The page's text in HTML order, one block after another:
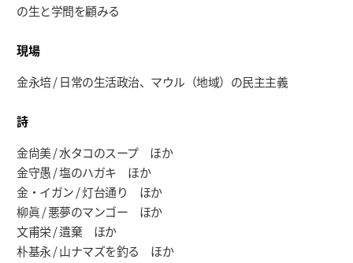
の生と学問を顧みる
現場
金永培 / 日常の生活政治、マウル（地域）の民主主義
詩
金尙美 / 水タコのスープ ほか
金守愚 / 塩のハガキ ほか
金・イガン / 灯台通り ほか
柳眞 / 悪夢のマンゴー ほか
文甫栄 / 遺棄 ほか
朴基永 / 山ナマズを釣る ほか